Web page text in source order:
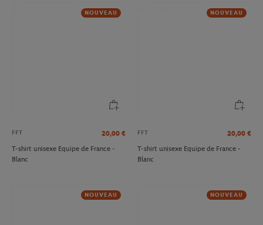
NOUVEAU
FFT 20,00 €
T-shirt unisexe Equipe de France -
Blanc
NOUVEAU
FFT 20,00 €
T-shirt unisexe Equipe de France -
Blanc
NOUVEAU NOUVEAU